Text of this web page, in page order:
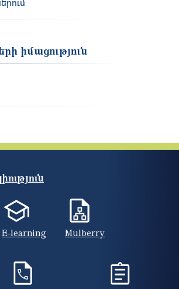
իմացություն
E-learning Mulberry